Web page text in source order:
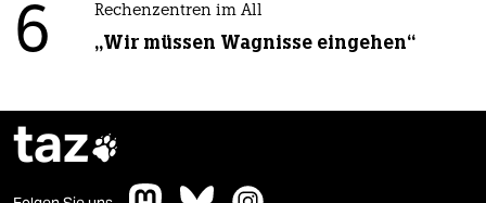
6 Rechenzentren im All
„Wir müssen Wagnisse eingehen“
taz